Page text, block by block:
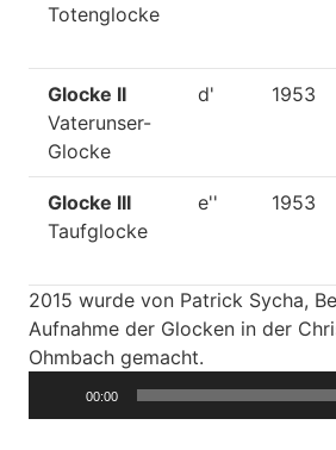
Totenglocke
Glocke II
Vaterunser-
Glocke
d' 1953
Glocke III
Taufglocke
e'' 1953
2015 wurde von Patrick Sycha,
Aufnahme der Glocken in der
Ohmbach gemacht.
Player
00:00